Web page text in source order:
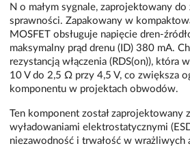
N o małym sygnale, zaprojektowany
sprawności. Zapakowany w
MOSFET obsługuje napięcie dren-
maksymalny prąd drenu (ID) 380 mA.
rezystancją włączenia (RDS(on)), która
10 V do 2,5 Ω przy 4,5 V, co zwiększa
komponentu w projektach obwodów.
Ten komponent został zaprojektowany
wyładowaniami elektrostatycznymi
niezawodność i trwałość w wrażliwych